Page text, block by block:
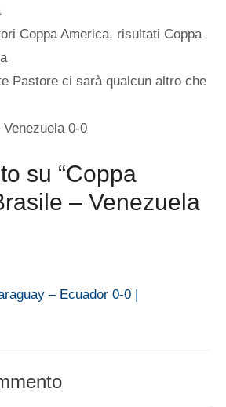
Coppa America, risultati Coppa
Pastore ci sarà qualcun altro che
0-0
su “Coppa
– Venezuela
– Ecuador 0-0 |